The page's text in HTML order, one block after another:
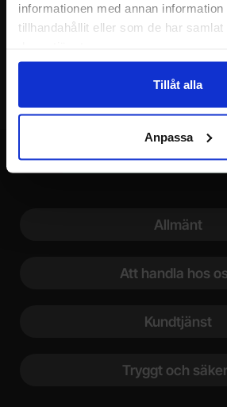
informationen med annan
tillhandahållit eller som de har
Tillåt alla
Anpassa
Din e-post
Allmänt
Att handla hos
Kundtjänst
Tryggt och